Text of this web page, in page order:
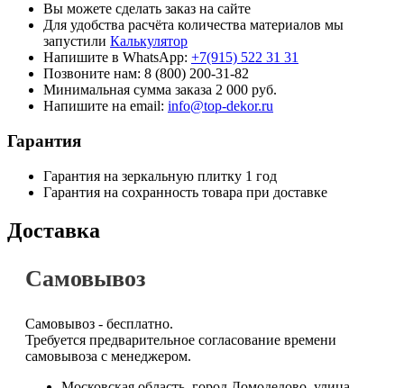
Вы можете сделать заказ на сайте
Для удобства расчёта количества материалов мы
запустили Калькулятор
Напишите в WhatsApp: +7(915) 522 31 31
Позвоните нам: 8 (800) 200-31-82
Минимальная сумма заказа 2 000 руб.
Напишите на email: info@top-dekor.ru
Гарантия
Гарантия на зеркальную плитку 1 год
Гарантия на сохранность товара при доставке
Доставка
Самовывоз
Самовывоз - бесплатно.
Требуется предварительное согласование времени
самовывоза с менеджером.